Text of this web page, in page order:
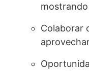
Colaborar